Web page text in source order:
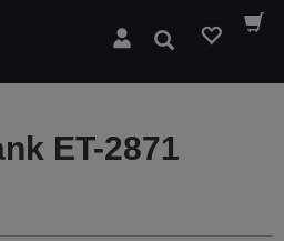
Buscar
ET-2871